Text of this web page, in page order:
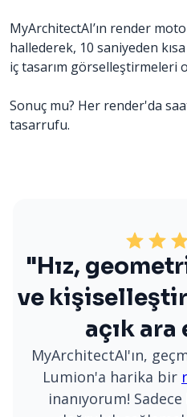
MyArchitectAI’ın render
hallederek, 10 saniyeden
iç tasarım görselleştirmeleri
Sonuç mu? Her render'da
tasarrufu.
"Hız,
ve
açık
MyArchitectAI'ın,
Lumion'a harika bir
inanıyorum! Sadece